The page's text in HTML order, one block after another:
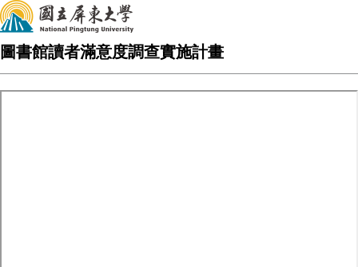
圖書館讀者滿意度調查實施計畫